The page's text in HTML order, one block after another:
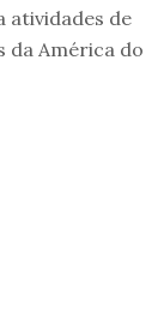
atividades de
da América do